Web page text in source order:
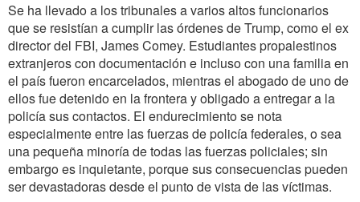
Se ha llevado a los tribunales a varios altos funcionarios
que se resistían a cumplir las órdenes de Trump, como el ex
director del FBI, James Comey. Estudiantes propalestinos
extranjeros con documentación e incluso con una familia en
el país fueron encarcelados, mientras el abogado de uno de
ellos fue detenido en la frontera y obligado a entregar a la
policía sus contactos. El endurecimiento se nota
especialmente entre las fuerzas de policía federales, o sea
una pequeña minoría de todas las fuerzas policiales; sin
embargo es inquietante, porque sus consecuencias pueden
ser devastadoras desde el punto de vista de las víctimas.